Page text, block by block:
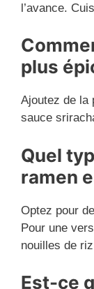
l’avance.
plus
Ajoutez de la
sauce
Quel
ramen
Optez pour
Pour une
nouilles de
Est-ce